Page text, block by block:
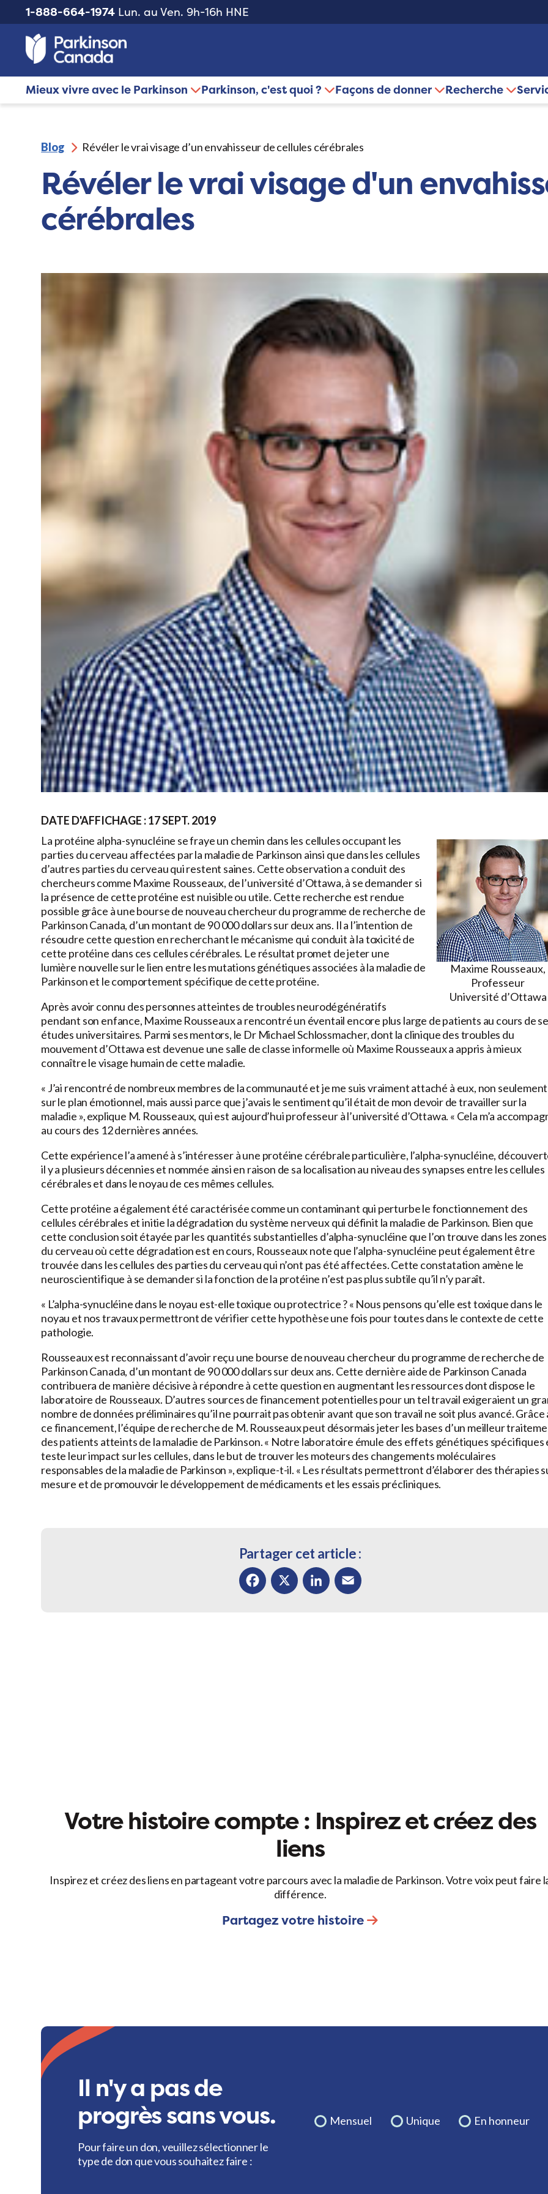
1-888-664-1974 Lun. au Ven. 9h-16h HNE
Mieux vivre avec le Parkinson Parkinson, c'est quoi ? Façons de donner Recherche
Blog Révéler le vrai visage d’un envahisseur de cellules cérébrales
Révéler le vrai visage d'un
cérébrales
DATE D'AFFICHAGE : 17 SEPT. 2019
Maxime Rousseaux,
Professeur
Université d’Ottawa
La protéine alpha-synucléine se fraye un chemin dans les cellules occupant les
parties du cerveau affectées par la maladie de Parkinson ainsi que dans les cellules
d’autres parties du cerveau qui restent saines. Cette observation a conduit des
chercheurs comme Maxime Rousseaux, de l’université d’Ottawa, à se demander si
la présence de cette protéine est nuisible ou utile. Cette recherche est rendue
possible grâce à une bourse de nouveau chercheur du programme de recherche de
Parkinson Canada, d’un montant de 90 000 dollars sur deux ans. Il a l’intention de
résoudre cette question en recherchant le mécanisme qui conduit à la toxicité de
cette protéine dans ces cellules cérébrales. Le résultat promet de jeter une
lumière nouvelle sur le lien entre les mutations génétiques associées à la maladie de
Parkinson et le comportement spécifique de cette protéine.
Après avoir connu des personnes atteintes de troubles neurodégénératifs
pendant son enfance, Maxime Rousseaux a rencontré un éventail encore plus large de patients au cours de
études universitaires. Parmi ses mentors, le Dr Michael Schlossmacher, dont la clinique des troubles du
mouvement d’Ottawa est devenue une salle de classe informelle où Maxime Rousseaux a appris à mieux
connaître le visage humain de cette maladie.
« J’ai rencontré de nombreux membres de la communauté et je me suis vraiment attaché à eux, non seulement
sur le plan émotionnel, mais aussi parce que j’avais le sentiment qu’il était de mon devoir de travailler sur la
maladie », explique M. Rousseaux, qui est aujourd’hui professeur à l’université d’Ottawa. « Cela m’a
au cours des 12 dernières années.
Cette expérience l’a amené à s’intéresser à une protéine cérébrale particulière, l’alpha-synucléine,
il y a plusieurs décennies et nommée ainsi en raison de sa localisation au niveau des synapses entre les cellules
cérébrales et dans le noyau de ces mêmes cellules.
Cette protéine a également été caractérisée comme un contaminant qui perturbe le fonctionnement des
cellules cérébrales et initie la dégradation du système nerveux qui définit la maladie de Parkinson. Bien que
cette conclusion soit étayée par les quantités substantielles d’alpha-synucléine que l’on trouve dans les zones
du cerveau où cette dégradation est en cours, Rousseaux note que l’alpha-synucléine peut également être
trouvée dans les cellules des parties du cerveau qui n’ont pas été affectées. Cette constatation amène le
neuroscientifique à se demander si la fonction de la protéine n’est pas plus subtile qu’il n’y paraît.
« L’alpha-synucléine dans le noyau est-elle toxique ou protectrice ? « Nous pensons qu’elle est toxique dans le
noyau et nos travaux permettront de vérifier cette hypothèse une fois pour toutes dans le contexte de cette
pathologie.
Rousseaux est reconnaissant d’avoir reçu une bourse de nouveau chercheur du programme de recherche de
Parkinson Canada, d’un montant de 90 000 dollars sur deux ans. Cette dernière aide de Parkinson Canada
contribuera de manière décisive à répondre à cette question en augmentant les ressources dont dispose le
laboratoire de Rousseaux. D’autres sources de financement potentielles pour un tel travail exigeraient un
nombre de données préliminaires qu’il ne pourrait pas obtenir avant que son travail ne soit plus avancé. Grâce
ce financement, l’équipe de recherche de M. Rousseaux peut désormais jeter les bases d’un meilleur
des patients atteints de la maladie de Parkinson. « Notre laboratoire émule des effets génétiques spécifiques
teste leur impact sur les cellules, dans le but de trouver les moteurs des changements moléculaires
responsables de la maladie de Parkinson », explique-t-il. « Les résultats permettront d’élaborer des thérapies
mesure et de promouvoir le développement de médicaments et les essais précliniques.
Partager cet article :
Votre histoire compte : Inspirez et créez des
liens
Inspirez et créez des liens en partageant votre parcours avec la maladie de Parkinson. Votre voix peut faire
différence.
Partagez votre histoire
Il n'y a pas de
progrès sans vous.
Pour faire un don, veuillez sélectionner le
type de don que vous souhaitez faire :
Mensuel Unique En honneur